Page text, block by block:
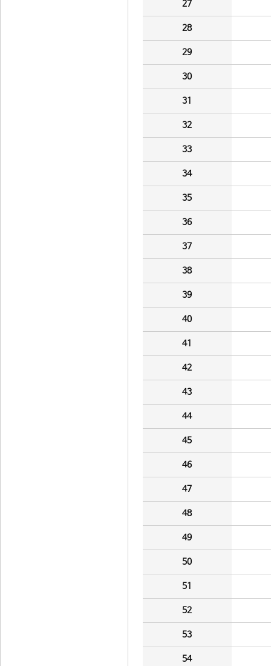
27
28
29
30
31
32
33
34
35
36
37
38
39
40
41
42
43
44
45
46
47
48
49
50
51
52
53
54